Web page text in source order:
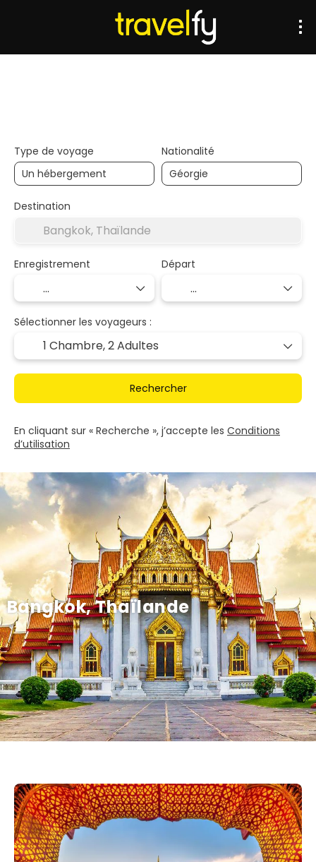
Bangkok, Thaïlande
Type de voyage Nationalité
Destination
Enregistrement Départ
Sélectionner les voyageurs :
1 Chambre,2 Adultes
Rechercher
En cliquant sur « Recherche », j’accepte les Conditions
d’utilisation